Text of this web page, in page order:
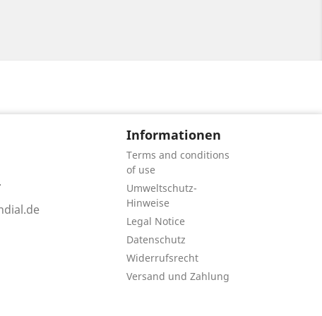
Informationen
Terms and conditions
of use
Umweltschutz-
Hinweise
Legal Notice
Datenschutz
Widerrufsrecht
Versand und Zahlung